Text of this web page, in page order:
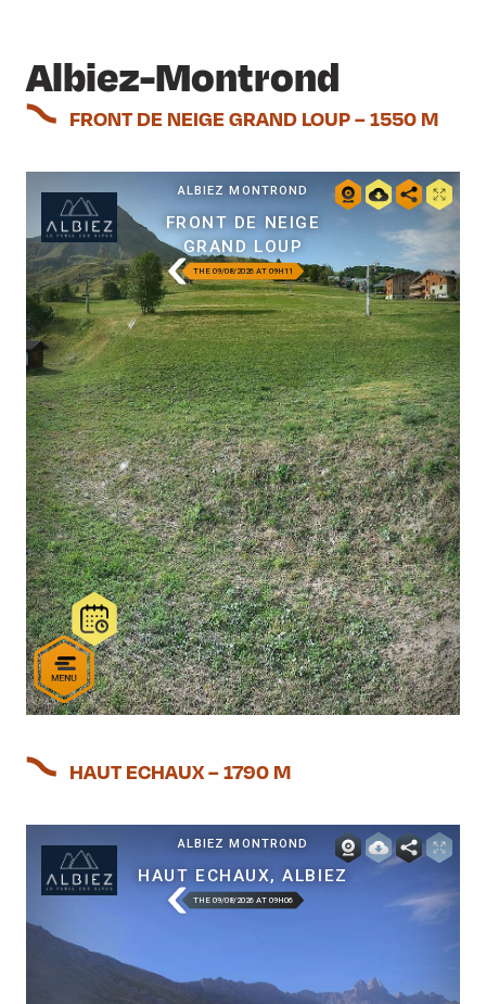
2 Le Grand Coin
3 Saint-Colomban
4 Saint-Jean
5 Les Sybelles
Albiez-Montrond
FRONT DE NEIGE GRAND LOUP – 1550 M
HAUT ECHAUX – 1790 M